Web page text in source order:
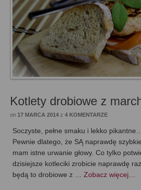
Kotlety drobiowe z
on 17 MARCA 2014 z 4 KOMENTARZE
Soczyste, pełne smaku i lekko
Pewnie dlatego, że SĄ naprawdę
mam istne urwanie głowy. Co tylko
dzisiejsze kotleciki zrobicie naprawdę
będą to drobiowe z … Zobacz więcej…